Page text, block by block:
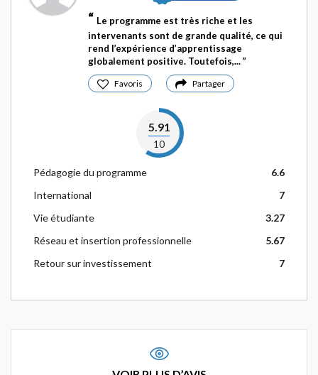
Le programme est très riche et les
intervenants sont de grande qualité, ce qui
rend l’expérience d’apprentissage
globalement positive. Toutefois,...
Favoris Partager
5.91
10
Pédagogie du programme
6.6
International
7
Vie étudiante
3.27
Réseau et insertion professionnelle
5.67
Retour sur investissement
7